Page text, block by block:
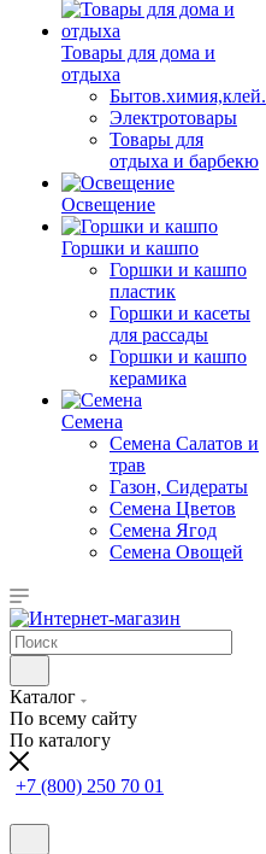
Товары для дома и
отдыха
Бытов.химия,клей.
Электротовары
Товары для
отдыха и барбекю
Освещение
Горшки и кашпо
Горшки и кашпо
пластик
Горшки и касеты
для рассады
Горшки и кашпо
керамика
Семена
Семена Салатов и
трав
Газон, Сидераты
Семена Цветов
Семена Ягод
Семена Овощей
Каталог
По всему сайту
По каталогу
+7 (800) 250 70 01